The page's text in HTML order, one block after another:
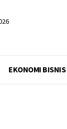
EKONOMI BISNIS